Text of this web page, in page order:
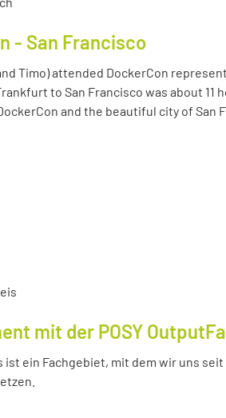
- San Francisco
Timo) attended DockerCon
to San Francisco was about 11
and the beautiful city of San
mit der POSY
ist ein Fachgebiet, mit dem wir uns